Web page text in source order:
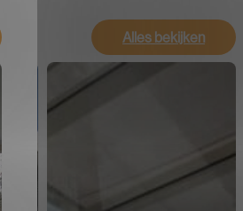
Alles bekijken Alles bekijken